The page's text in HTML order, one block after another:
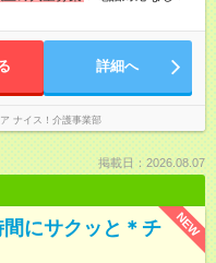
詳細へ
ナイス！介護事業部
掲載日：2026.08.07
NEW
間にサクッと＊チ